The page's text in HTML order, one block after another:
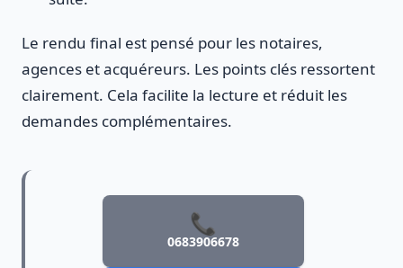
Le rendu final est pensé pour les notaires,
agences et acquéreurs. Les points clés ressortent
clairement. Cela facilite la lecture et réduit les
demandes complémentaires.
📞
0683906678